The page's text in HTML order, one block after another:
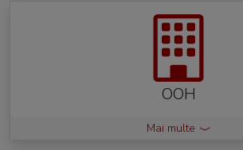
OOH
Mai multe